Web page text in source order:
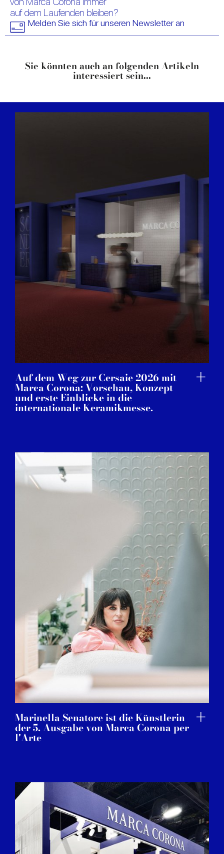
may combine it with other information that you’ve
provided to them or that they’ve collected from your use
of their services.
auf dem Laufenden bleiben?
Melden Sie sich für unseren Newsletter an
Sie könnten auch an folgenden Artikeln
interessiert sein...
Auf dem Weg zur Cersaie 2026 mit
Marca Corona: Vorschau, Konzept
und erste Einblicke in die
internationale Keramikmesse.
Marinella Senatore ist die Künstlerin
der 5. Ausgabe von Marca Corona per
l'Arte